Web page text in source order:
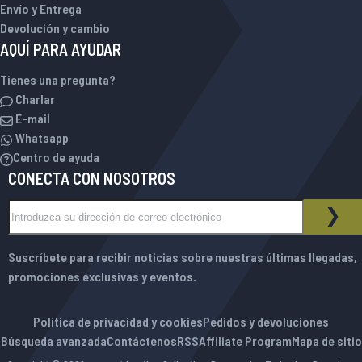
Envío y Entrega
Devolución y cambio
AQUÍ PARA AYUDAR
Tienes una pregunta?
Charlar
E-mail
Whatsapp
Centro de ayuda
CONECTA CON NOSOTROS
BOLETÍN DE NOTICIAS
Suscríbete para recibir noticias sobre nuestras últimas llegadas,
promociones exclusivas y eventos.
Política de privacidad y cookiesPedidos y devoluciones
Búsqueda avanzadaContáctenosRSSAffiliate ProgramMapa de sitio